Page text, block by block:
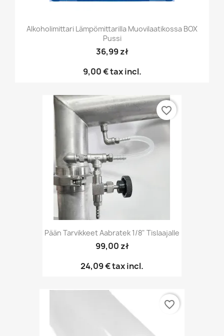
Alkoholimittari Lämpömittarilla Muovilaatikossa BOX
Pussi
36,99 zł
9,00 €tax incl.
Pään Tarvikkeet Aabratek 1/8" Tislaajalle
99,00 zł
24,09 €tax incl.
favorite_border
favorite_border